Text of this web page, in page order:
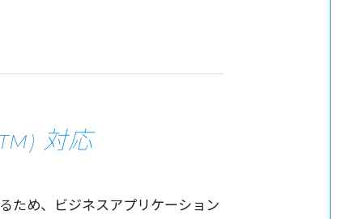
対応
ため、 ビジネスアプリケーション